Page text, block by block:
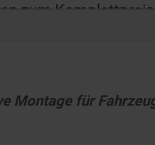
zum Komplettpreis
Montage für